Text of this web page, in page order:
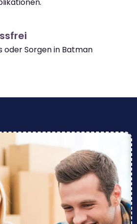
oder Sorgen in Batman